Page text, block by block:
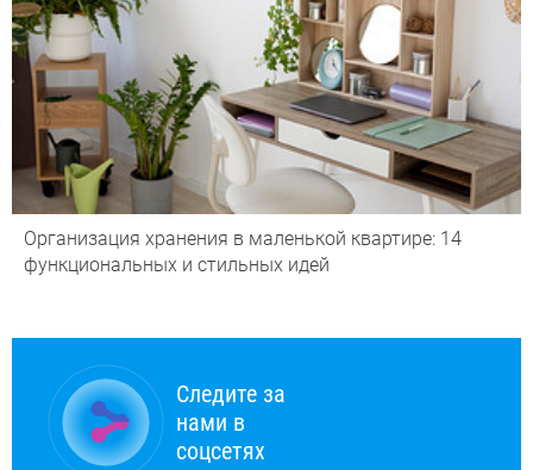
Организация хранения в маленькой квартире: 14
функциональных и стильных идей
Следите за
нами в
соцсетях